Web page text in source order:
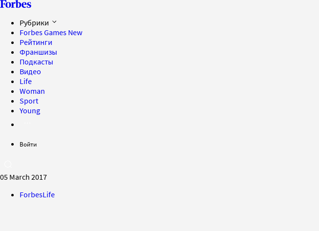
Рубрики
Forbes Games New
Рейтинги
Франшизы
Подкасты
Видео
Life
Woman
Sport
Young
Войти
05 March 2017
ForbesLife